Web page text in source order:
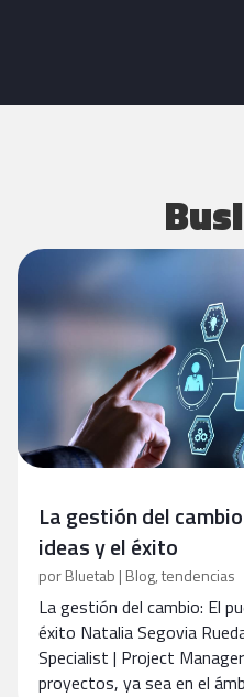
La gestión del
ideas y el éxito
porBluetab | Blog,tendencias
La gestión del cambio: El
éxito Natalia Segovia
Specialist | Project
proyectos, ya sea en el